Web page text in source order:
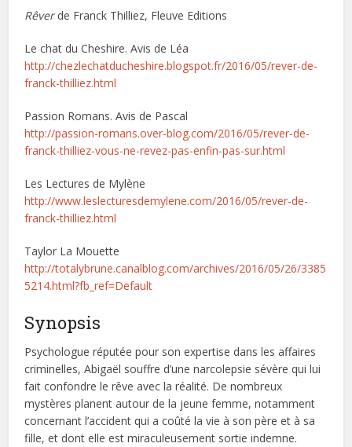
Rêverde Franck Thilliez, Fleuve Editions
Le chat du Cheshire. Avis de Léa
http://chezlechatducheshire.blogspot.fr/2016/05/rever-de-
franck-thilliez.html
Passion Romans. Avis de Pascal
http://passion-romans.over-blog.com/2016/05/rever-de-
franck-thilliez-vous-ne-revez-pas-enfin-pas-sur.html
Les Lectures de Mylène
http://www.leslecturesdemylene.com/2016/05/rever-de-
franck-thilliez.html
Taylor La Mouette
http://totalybrune.canalblog.com/archives/2016/05/26/3385
5214.html?fb_ref=Default
Synopsis
Psychologue réputée pour son expertise dans les affaires
criminelles, Abigaël souffre d’une narcolepsie sévère qui lui
fait confondre le rêve avec la réalité. De nombreux
mystères planent autour de la jeune femme, notamment
concernant l’accident qui a coûté la vie à son père et à sa
fille, et dont elle est miraculeusement sortie indemne.